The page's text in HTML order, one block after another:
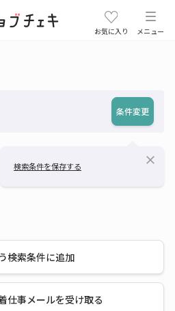
お気に入り メニュー
条件変更
検索条件を保存する close
検索条件に追加
仕事メールを受け取る